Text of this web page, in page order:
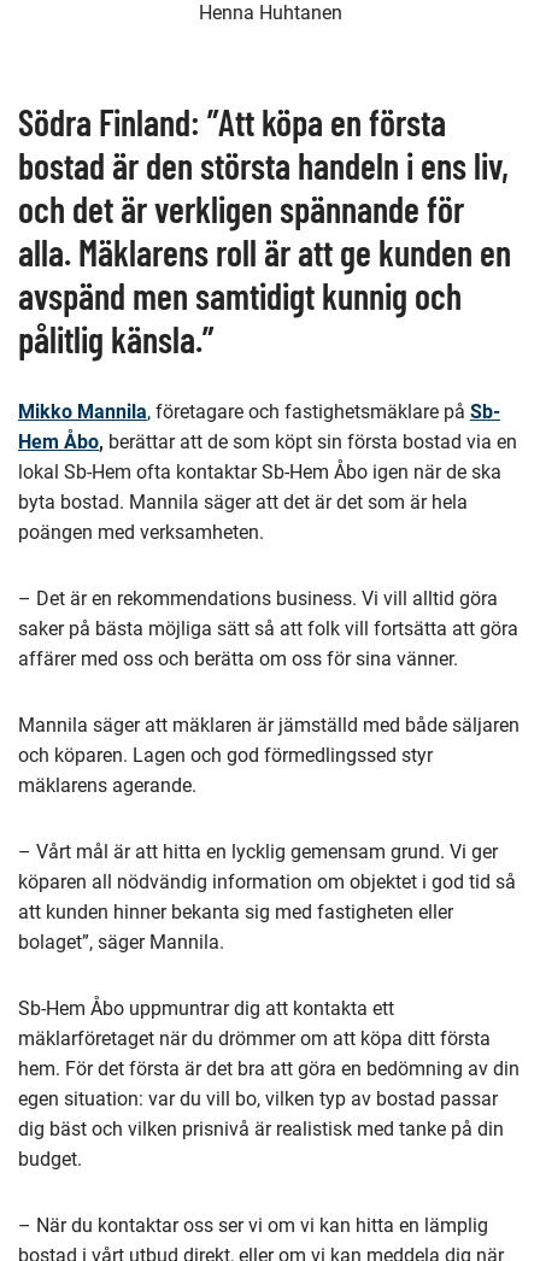
Henna Huhtanen
Södra Finland: ”Att köpa en första
bostad är den största handeln i ens liv,
och det är verkligen spännande för
alla. Mäklarens roll är att ge kunden en
avspänd men samtidigt kunnig och
pålitlig känsla.”
Mikko Mannila, företagare och fastighetsmäklare på Sb-
Hem Åbo, berättar att de som köpt sin första bostad via en
lokal Sb-Hem ofta kontaktar Sb-Hem Åbo igen när de ska
byta bostad. Mannila säger att det är det som är hela
poängen med verksamheten.
– Det är en rekommendations business. Vi vill alltid göra
saker på bästa möjliga sätt så att folk vill fortsätta att göra
affärer med oss och berätta om oss för sina vänner.
Mannila säger att mäklaren är jämställd med både säljaren
och köparen. Lagen och god förmedlingssed styr
mäklarens agerande.
– Vårt mål är att hitta en lycklig gemensam grund. Vi ger
köparen all nödvändig information om objektet i god tid så
att kunden hinner bekanta sig med fastigheten eller
bolaget”, säger Mannila.
Sb-Hem Åbo uppmuntrar dig att kontakta ett
mäklarföretaget när du drömmer om att köpa ditt första
hem. För det första är det bra att göra en bedömning av din
egen situation: var du vill bo, vilken typ av bostad passar
dig bäst och vilken prisnivå är realistisk med tanke på din
budget.
– När du kontaktar oss ser vi om vi kan hitta en lämplig
bostad i vårt utbud direkt, eller om vi kan meddela dig när